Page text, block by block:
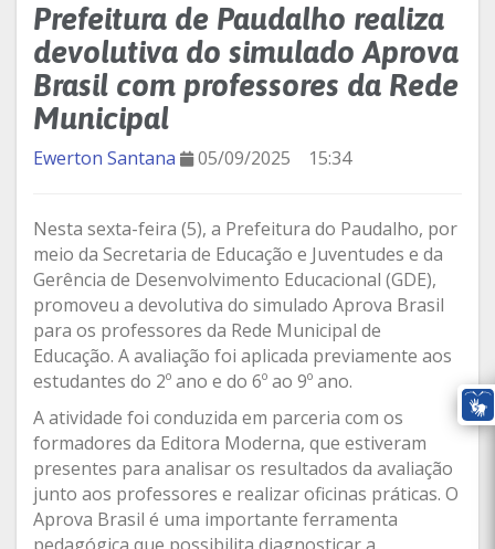
Prefeitura de Paudalho realiza
devolutiva do simulado Aprova
Brasil com professores da Rede
Municipal
Ewerton Santana 05/09/2025 15:34
Nesta sexta-feira (5), a Prefeitura do Paudalho, por
meio da Secretaria de Educação e Juventudes e da
Gerência de Desenvolvimento Educacional (GDE),
promoveu a devolutiva do simulado Aprova Brasil
para os professores da Rede Municipal de
Educação. A avaliação foi aplicada previamente aos
estudantes do 2º ano e do 6º ao 9º ano.
A atividade foi conduzida em parceria com os
formadores da Editora Moderna, que estiveram
presentes para analisar os resultados da avaliação
junto aos professores e realizar oficinas práticas. O
Aprova Brasil é uma importante ferramenta